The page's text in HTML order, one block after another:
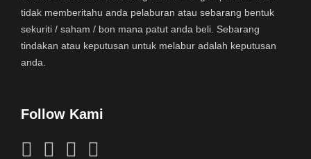
tidak memberitahu anda pelaburan atau sebarang bentuk
sekuriti / saham / bon mana patut anda beli. Sebarang
tindakan atau keputusan untuk melabur adalah keputusan
anda.
Follow Kami